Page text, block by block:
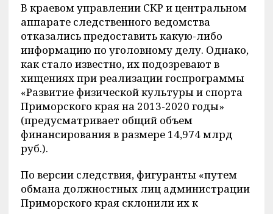
В краевом управлении СКР и центральном
аппарате следственного ведомства
отказались предоставить какую-либо
информацию по уголовному делу. Однако,
как стало известно, их подозревают в
хищениях при реализации госпрограммы
«Развитие физической культуры и спорта
Приморского края на 2013-2020 годы»
(предусматривает общий объем
финансирования в размере 14,974 млрд
руб.).
По версии следствия, фигуранты «путем
обмана должностных лиц администрации
Приморского края склонили их к